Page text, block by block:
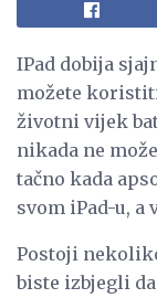
IPad dobija
možete
životni vijek
nikada ne
tačno kada
svom iPad-u, a
Postoji
biste izbjegli